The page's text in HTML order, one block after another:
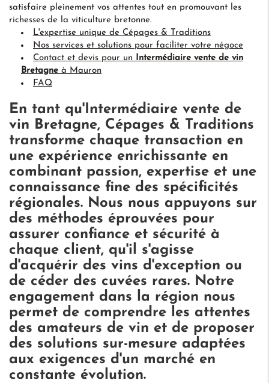
satisfaire pleinement vos attentes tout en promouvant les
richesses de la viticulture bretonne.
L'expertise unique de Cépages & Traditions
Nos services et solutions pour faciliter votre négoce
Contact et devis pour un
Intermédiaire vente de vin
Bretagne à Mauron
FAQ
En tant qu'Intermédiaire vente de
vin Bretagne, Cépages & Traditions
transforme chaque transaction en
une expérience enrichissante en
combinant passion, expertise et une
connaissance fine des spécificités
régionales. Nous nous appuyons sur
des méthodes éprouvées pour
assurer confiance et sécurité à
chaque client, qu'il s'agisse
d'acquérir des vins d'exception ou
de céder des cuvées rares. Notre
engagement dans la région nous
permet de comprendre les attentes
des amateurs de vin et de proposer
des solutions sur-mesure adaptées
aux exigences d'un marché en
constante évolution.